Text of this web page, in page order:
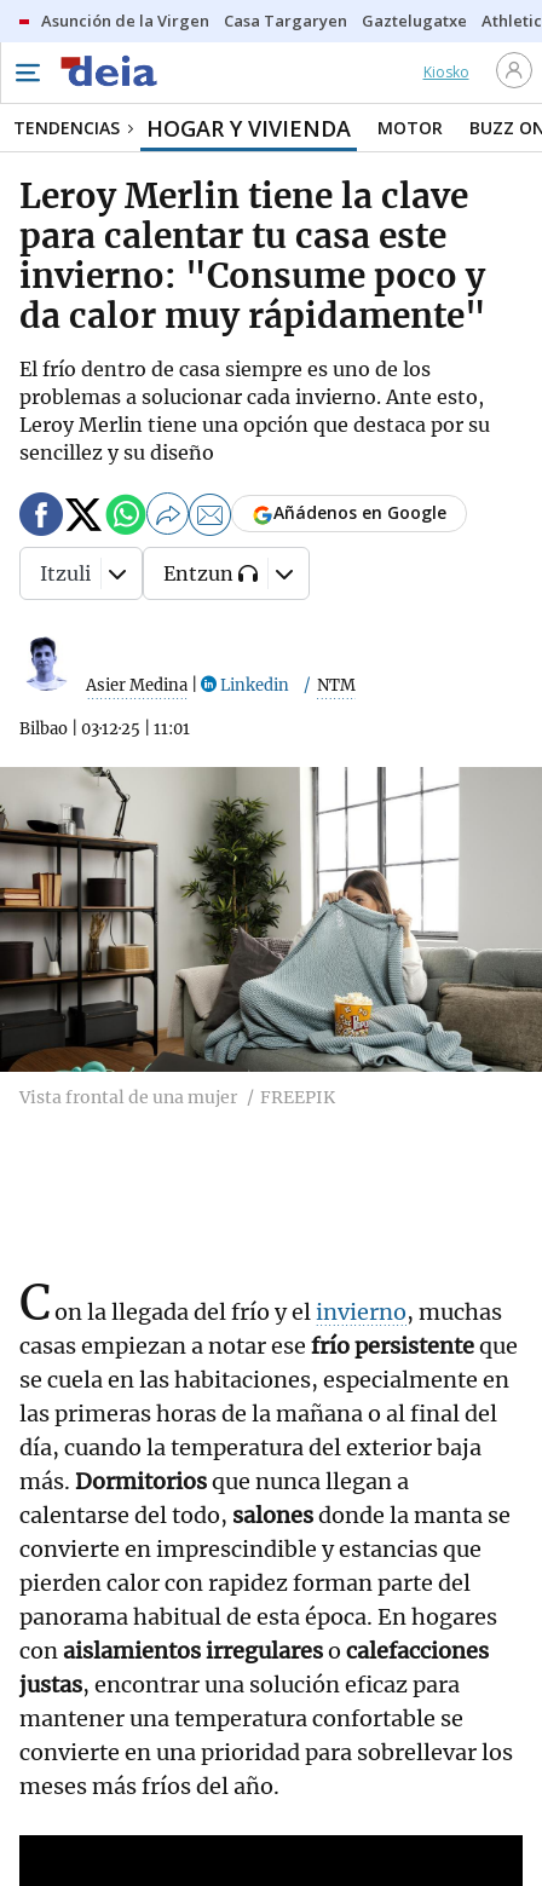
Asunción de la Virgen Casa Targaryen Gaztelugatxe Athletic
Kiosko
TENDENCIAS HOGAR Y VIVIENDA MOTOR BUZZ
Leroy Merlin tiene la clave
para calentar tu casa este
invierno: "Consume poco y
da calor muy rápidamente"
El frío dentro de casa siempre es uno de los
problemas a solucionar cada invierno. Ante esto,
Leroy Merlin tiene una opción que destaca por su
sencillez y su diseño
Asier Medina Linkedin NTM
Bilbao 03·12·25 11:01
Añádenos en Google
Itzuli Entzun
Vista frontal de una mujer FREEPIK
Con la llegada del frío y elinvierno, muchas
casas empiezan a notar ese frío persistenteque
se cuela en las habitaciones, especialmente en
las primeras horas de la mañana o al final del
día, cuando la temperatura del exterior baja
más. Dormitoriosque nunca llegan a
calentarse del todo, salonesdonde la manta se
convierte en imprescindible y estancias que
pierden calor con rapidez forman parte del
panorama habitual de esta época. En hogares
conaislamientos irregulareso calefacciones
justas, encontrar una solución eficaz para
mantener una temperatura confortable se
convierte en una prioridad para sobrellevar los
meses más fríos del año.